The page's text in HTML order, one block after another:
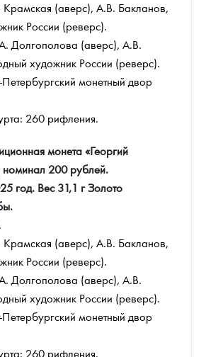
Крамская (аверс), А.В. Бакланов,
России (реверс).
Долгополова (аверс), А.В.
художник России (реверс).
монетный двор
260 рифления.
монета «Георгий
200 рублей.
год. Вес 31,1 г Золото
Крамская (аверс), А.В. Бакланов,
России (реверс).
Долгополова (аверс), А.В.
художник России (реверс).
монетный двор
260 рифления.